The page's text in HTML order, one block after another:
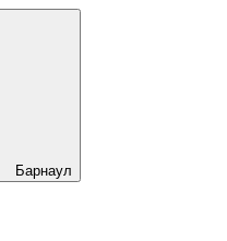
Барнаул